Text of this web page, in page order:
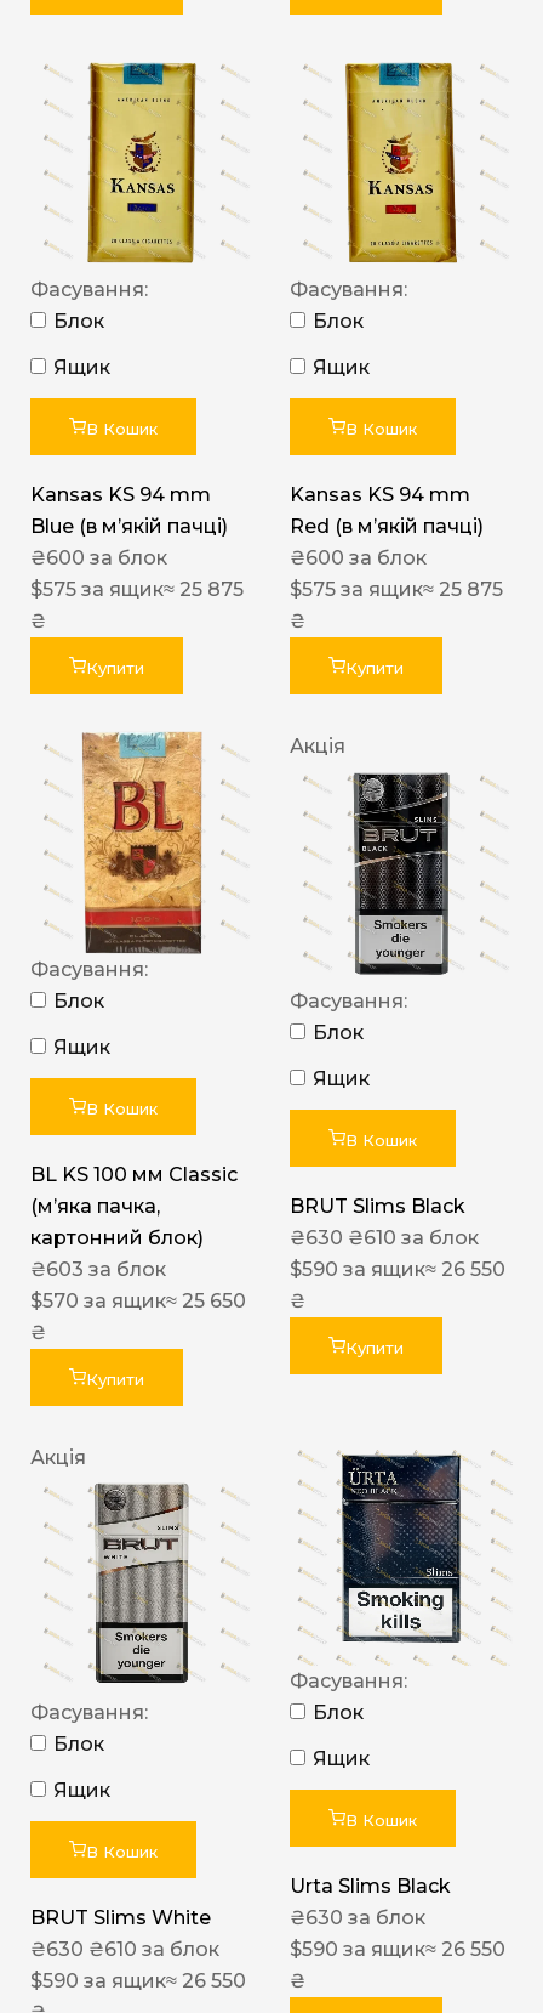
Фасування:
Блок
Ящик
В Кошик
Kansas KS 94 mm
Blue (в мʼякій пачці)
₴600 за блок
$575 за ящик≈ 25 875
₴
Купити
Фасування:
Блок
Ящик
В Кошик
Kansas KS 94 mm
Red (в мʼякій пачці)
₴600 за блок
$575 за ящик≈ 25 875
₴
Купити
Фасування:
Блок
Ящик
В Кошик
BL KS 100 мм Classic
(м’яка пачка,
картонний блок)
₴603 за блок
$570 за ящик≈ 25 650
₴
Купити
Акція
Фасування:
Блок
Ящик
В Кошик
BRUT Slims Black
₴630 ₴610 за блок
$590 за ящик≈ 26 550
₴
Купити
Акція
Фасування:
Блок
Ящик
В Кошик
BRUT Slims White
₴630 ₴610 за блок
$590 за ящик≈ 26 550
Фасування:
Блок
Ящик
В Кошик
Urta Slims Black
₴630 за блок
$590 за ящик≈ 26 550
₴